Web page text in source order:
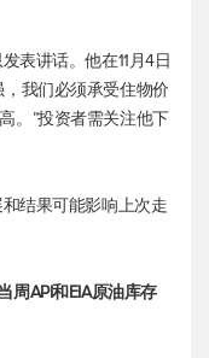
表讲话。他在11月4日
我们必须承受住物价
。”投资者需关注他下
结果可能影响上次走
周API和EIA原油库存